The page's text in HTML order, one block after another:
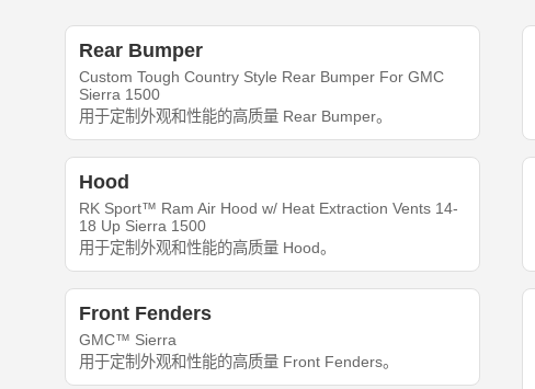
Rear Bumper
Custom Tough Country Style Rear Bumper For GMC
Sierra 1500
用于定制外观和性能的高质量 Rear Bumper。
Hood
RK Sport™ Ram Air Hood w/ Heat Extraction Vents 14-
18 Up Sierra 1500
用于定制外观和性能的高质量 Hood。
Front Fenders
GMC™ Sierra
用于定制外观和性能的高质量 Front Fenders。